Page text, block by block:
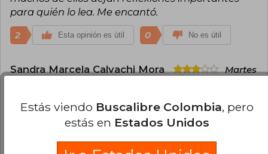
para quién lo lea. Me encantó.
2 Esta opinión es útil 0 No es útil
Sandra Marcela Calvachi Mora
Martes
No me gustó la pasta. El contenido es bello!
Estás viendo Buscalibre Colombia, pero
estás en Estados Unidos